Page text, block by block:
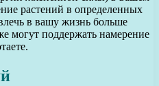
растений в определенных
в вашу жизнь больше
могут поддержать намерение